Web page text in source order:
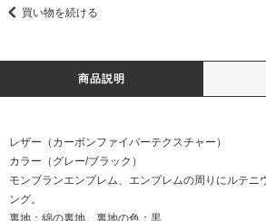
買い物を続ける
商品説明
レザー（カーボンファイバーテクスチャー）
カラー（グレー/ブラック）
モンブランエンブレム、エンブレムの周りにルテニ
ング。